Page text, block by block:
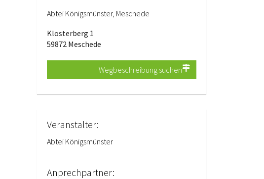
Abtei Königsmünster, Meschede
Klosterberg 1
59872 Meschede
Wegbeschreibung suchen
Veranstalter:
Abtei Königsmünster
Anprechpartner: